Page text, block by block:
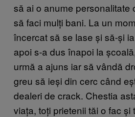
să ai o anume personalitate
să faci mulți bani. La un
încercat să se lase și să-și
apoi s-a dus înapoi la
urmă a ajuns iar să vândă
greu să ieși din cerc când
dealeri de crack. Chestia
viața, toți prietenii tăi o fac și